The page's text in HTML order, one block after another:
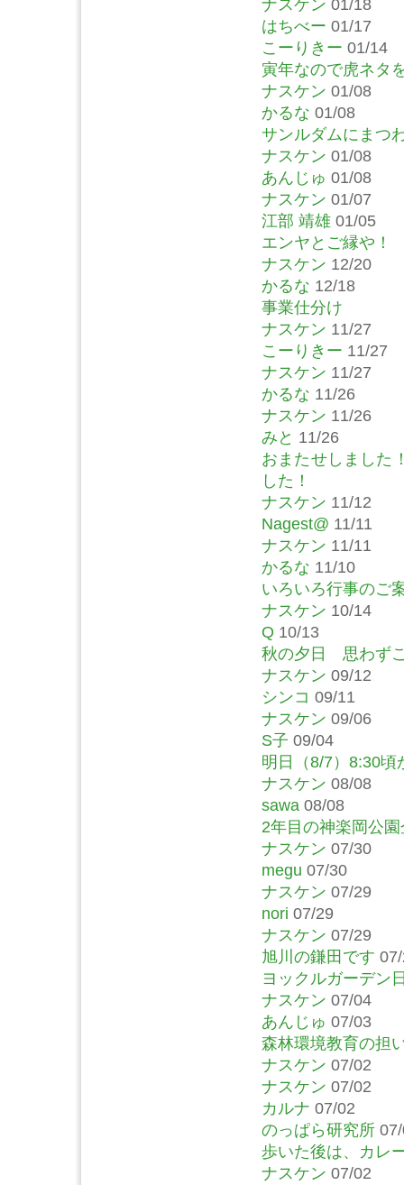
ナスケン 01/18
はちべー 01/17
こーりきー 01/14
寅年なので虎ネタ
ナスケン 01/08
かるな 01/08
サンルダムにまつ
ナスケン 01/08
あんじゅ 01/08
ナスケン 01/07
江部 靖雄 01/05
エンヤとご縁や！
ナスケン 12/20
かるな 12/18
事業仕分け
ナスケン 11/27
こーりきー 11/27
ナスケン 11/27
かるな 11/26
ナスケン 11/26
みと 11/26
おまたせしました
した！
ナスケン 11/12
Nagest@ 11/11
ナスケン 11/11
かるな 11/10
いろいろ行事のご
ナスケン 10/14
Q 10/13
秋の夕日 思わず
ナスケン 09/12
シンコ 09/11
ナスケン 09/06
S子 09/04
明日（8/7）8:30頃
ナスケン 08/08
sawa 08/08
2年目の神楽岡公
ナスケン 07/30
megu 07/30
ナスケン 07/29
nori 07/29
ナスケン 07/29
旭川の鎌田です
ヨックルガーデン
ナスケン 07/04
あんじゅ 07/03
森林環境教育の担
ナスケン 07/02
ナスケン 07/02
カルナ 07/02
のっぱら研究所
歩いた後は、カレ
ナスケン 07/02